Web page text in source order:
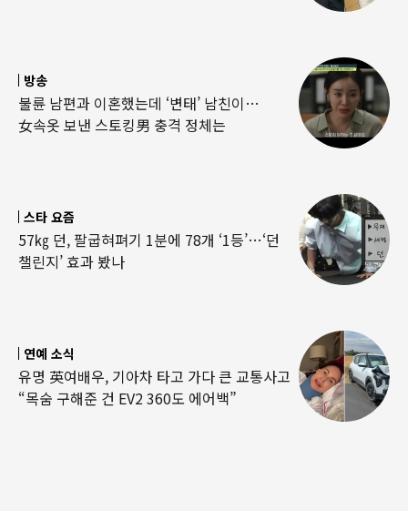
방송
불륜 남편과 이혼했는데 ‘변태’ 남친이…
女속옷 보낸 스토킹男 충격 정체는
스타 요즘
57㎏ 던, 팔굽혀펴기 1분에 78개 ‘1등’…‘던
챌린지’ 효과 봤나
연예 소식
유명 英여배우, 기아차 타고 가다 큰 교통사고
“목숨 구해준 건 EV2 360도 에어백”